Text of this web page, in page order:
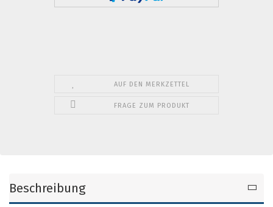
AUF DEN MERKZETTEL
FRAGE ZUM PRODUKT
Beschreibung